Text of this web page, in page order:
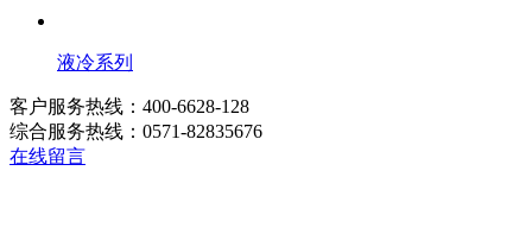
液冷系列
客户服务热线：400-6628-128
综合服务热线：0571-82835676
在线留言